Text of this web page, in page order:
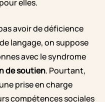
elles.
avoir de déficience
langage, on suppose
avec le syndrome
de soutien. Pourtant,
prise en charge
compétences sociales